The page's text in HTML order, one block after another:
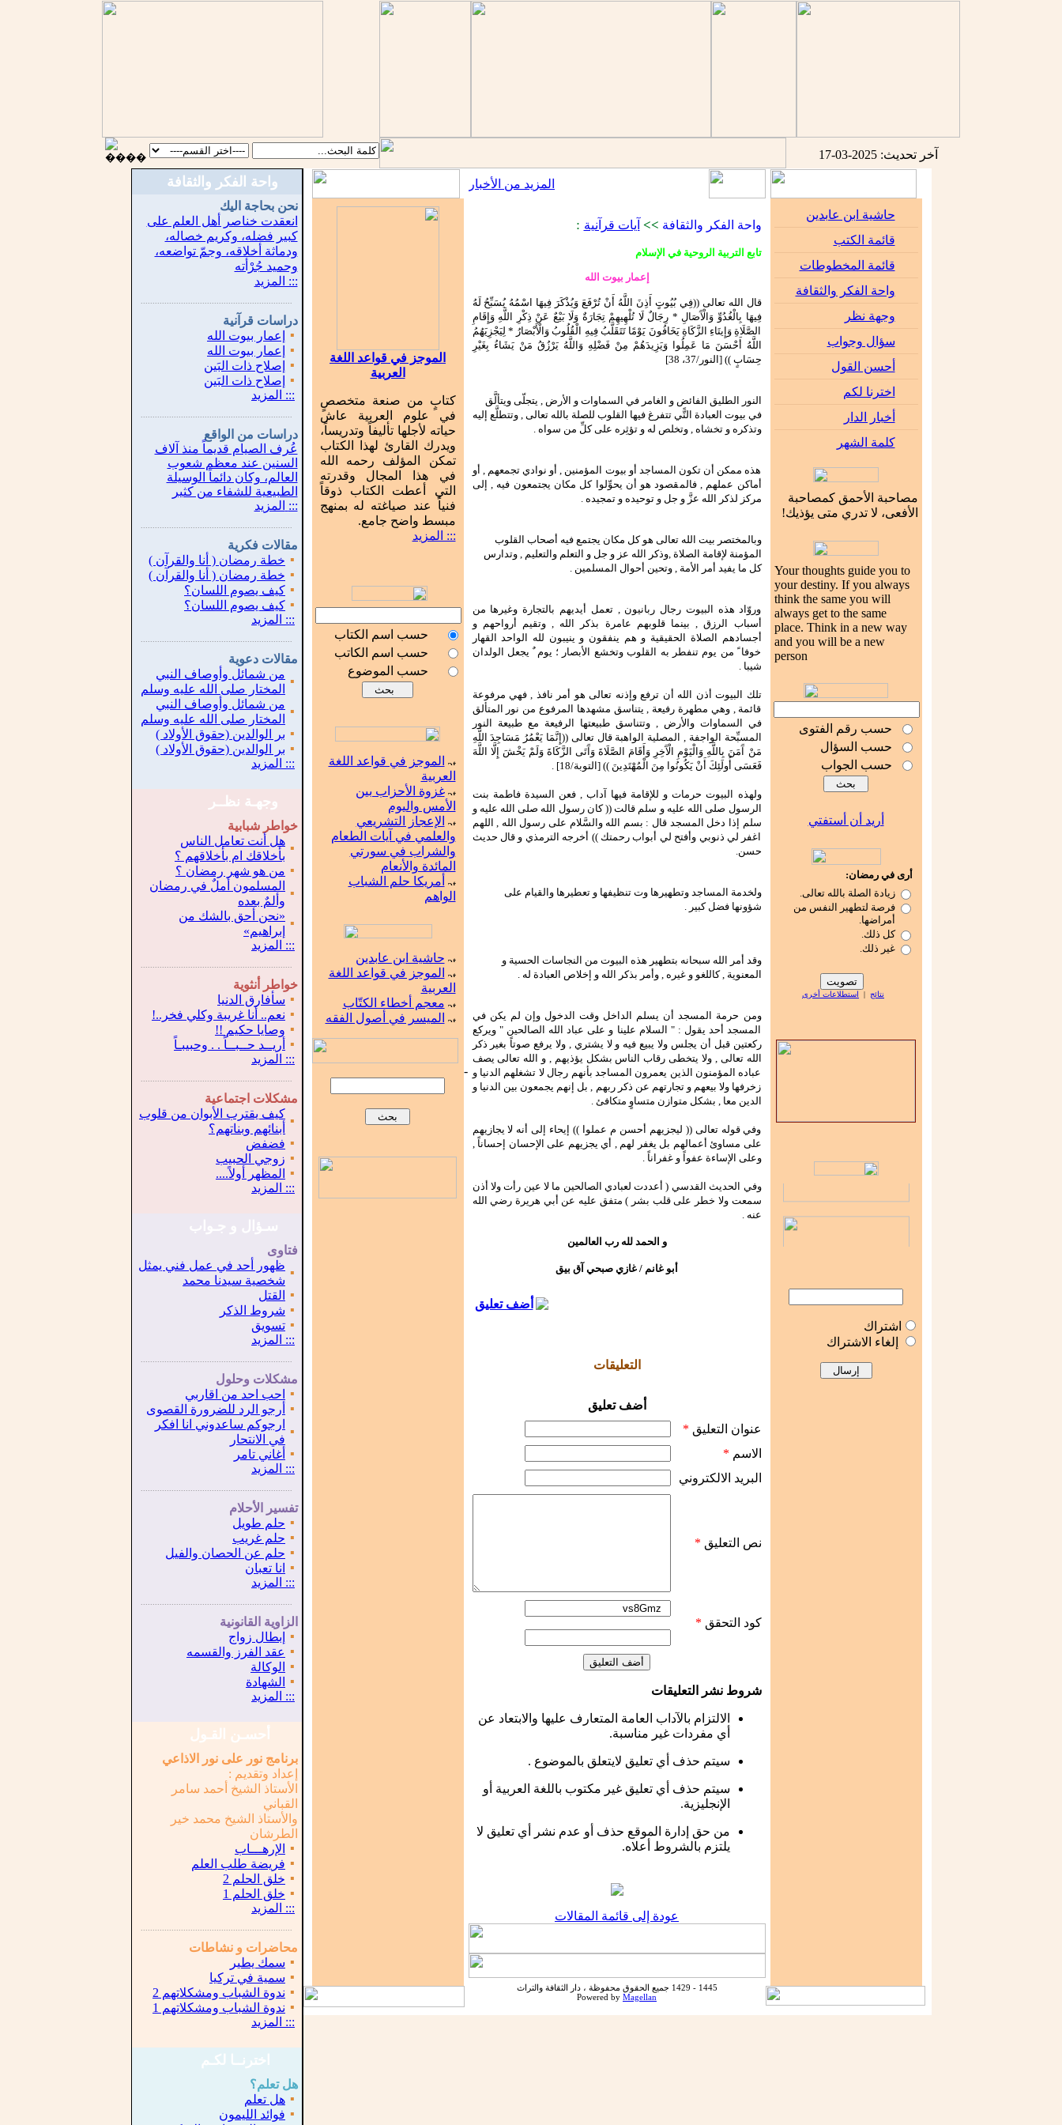
آخر تحديث: 2025-03-17
واحة الفكر والثقافة
نحن بحاجة اليك
انعقدت خناصر أهل العلم على
كبير فضله، وكريم خصاله،
ودماثة أخلاقه، وجمّ تواضعه،
وحميد جُرْأته
::: المزيد
دراسات قرآنية
▪
إعمار بيوت الله
▪
إعمار بيوت الله
▪
إصلاح ذات البَين
▪
إصلاح ذات البَين
::: المزيد
دراسات من الواقع
عُرف الصيام قديماً منذ آلاف
السنين عند معظم شعوب
العالم، وكان دائماً الوسيلة
الطبيعية للشفاء من كثير
::: المزيد
مقالات فكرية
▪ خطة رمضان ( أنا والقرآن )
▪ خطة رمضان ( أنا والقرآن )
▪ كيف يصوم اللسان؟
▪ كيف يصوم اللسان؟
::: المزيد
مقالات دعوية
▪
من شمائل وأوصاف النبي
المختار صلى الله عليه وسلم
▪
من شمائل وأوصاف النبي
المختار صلى الله عليه وسلم
▪ بر الوالدين (حقوق الأولاد )
▪ بر الوالدين (حقوق الأولاد )
::: المزيد
وجهـة نظــر
خواطر شبابية
▪
هل أنت تعامل الناس
بأخلاقك ام بأخلاقهم ؟
▪ من هو شهر رمضان ؟
▪
المسلمون أملٌ في رمضان
وألمٌ بعده
▪
«نحن أحق بالشك من
إبراهيم»
::: المزيد
خواطر أنثوية
▪ سأفارق الدنيا
▪ نعم.. أنا غريبة وكلي فخر..!
▪ وصايا حكيم !!
▪
أريــد حــبــاً . . وحبيبـاً
::: المزيد
مشكلات اجتماعية
▪
كيف يقترب الأبوان من قلوب
أبنائهم وبناتهم؟
▪ فضفض
▪ زوجي الحبيب
▪
المظهر أولاً....
::: المزيد
فتاوى
▪
ظهور أحد في عمل فني يمثل
شخصية سيدنا محمد
▪
القتل
▪ شروط الذكر
▪ تسويق
::: المزيد
مشكلات وحلول
▪
احب احد من اقاربي
▪
أرجو الرد للضرورة القصوى
▪
ارجوكم ساعدوني انا افكر
في الانتحار
▪ أغاني تامر
::: المزيد
تفسير الأحلام
▪ حلم طويل
▪ حلم غريب
▪ حلم عن الحصان والفيل
▪
انا تعبان
::: المزيد
الزاوية القانونية
▪
إبطال زواج
▪ عقد الفرز والقسمه
▪
الوكالة
▪
الشهادة
::: المزيد
أحسـن القـول
برنامج نور على نور الاذاعي
إعداد وتقديم :
الأستاذ الشيخ أحمد سامر
القباني
والأستاذ الشيخ محمد خير
الطرشان
▪
الإرهـــاب
▪ فريضة طلب العلم
▪ خلق الحلم 2
▪ خلق الحلم 1
::: المزيد
محاضرات و نشاطات
▪ سمك يطير
▪ سمية في تركيا
▪ ندوة الشباب ومشكلاتهم 2
▪ ندوة الشباب ومشكلاتهم 1
::: المزيد
اخترنــا لكـم
هل تعلم؟
▪ هل تعلم
▪ فوائد الليمون
::المزيد من الأخبار
الموجز في قواعد اللغة
العربية
كتابٍ من صنعة متخصصٍ
في علوم العربية عاش
حياته لأجلها تأليفاً وتدريساً،
ويدرك القارئ لهذا الكتاب
تمكن المؤلف رحمه الله
في هذا المجال وقدرته
التي أعطت الكتاب ذوقاً
فنياً عند صياغته له بمنهج
مبسط واضح جامع.
::: المزيد
حسب اسم الكتاب
حسب اسم الكاتب
حسب الموضوع
الموجز في قواعد اللغة
العربية
غزوة الأحزاب بين
الأمس واليوم
الإعجاز التشريعي
والعلمي في آيات الطعام
والشراب في سورتي
المائدة والأنعام
أمريكا حلم الشباب
الواهم
حاشية ابن عابدين
الموجز في قواعد اللغة
العربية
معجم أخطاء الكتّاب
الميسر في أصول الفقه
واحة الفكر والثقافة >> آيات قرآنية :
تابع التربية الروحية في الإسلام
إعمار بيوت الله
قال الله تعالى ((فِي بُيُوتٍ أَذِنَ اللَّهُ أَنْ تُرْفَعَ وَيُذْكَرَ فِيهَا اسْمُهُ يُسَبِّحُ لَهُ
فِيهَا بِالْغُدُوِّ وَالْآَصَالِ * رِجَالٌ لَا تُلْهِيهِمْ تِجَارَةٌ وَلَا بَيْعٌ عَنْ ذِكْرِ اللَّهِ وَإِقَامِ
الصَّلَاةِ وَإِيتَاءِ الزَّكَاةِ يَخَافُونَ يَوْمًا تَتَقَلَّبُ فِيهِ الْقُلُوبُ وَالْأَبْصَارُ * لِيَجْزِيَهُمُ
اللَّهُ أَحْسَنَ مَا عَمِلُوا وَيَزِيدَهُمْ مِنْ فَضْلِهِ وَاللَّهُ يَرْزُقُ مَنْ يَشَاءُ بِغَيْرِ
حِسَابٍ )) [النور/37، 38]
النور الطليق الفائض و الغامر في السماوات و الأرض , يتجلّى ويتألَّق
في بيوت العبادة التًّي تتفرغ فيها القلوب للصلة بالله تعالى , وتتطلَّع إليه
وتذكره و تخشاه , وتخلص له و تؤثِره على كلِّ من سواه .
هذه ممكن أن تكون المساجد أو بيوت المؤمنين , أو نوادي تجمعهم , أو
أماكن عملهم , فالمقصود هو أن يحوِّلوا كل مكان يجتمعون فيه , إلى
مركز لذكر الله عزَّ و جل و توحيده و تمجيده .
وبالمختصر بيت الله تعالى هو كل مكان يجتمع فيه أصحاب القلوب
المؤمنة لإقامة الصلاة ,وذكر الله عز و جل و التعلم والتعليم , وتدارس
كل ما يفيد أمر الأمة , وتحين أحوال المسلمين .
وروّاد هذه البيوت رجال ربانيون , تعمل أيديهم بالتجارة وغيرها من
أسباب الرزق , بينما قلوبهم عامرة بذكر الله , وتقيم أرواحهم و
أجسادهم الصلاة الحقيقية و هم ينفقون و ينيبون لله الواحد القهار
خوفا ً من يوم تنفطر به القلوب وتخشع الأبصار ؛ يوم ٌ يجعل الولدان
شيبا .
تلك البيوت أذن الله أن ترفع وإذنه تعالى هو أمر نافذ , فهي مرفوعة
قائمة , وهي مطهرة رفيعة , يتناسق مشهدها المرفوع من نور المتألق
في السماوات والأرض , وتتناسق طبيعتها الرفيعة مع طبيعة النور
المسبِّحة الواجفة , المصلية الواهبة قال تعالى ((إِنَّمَا يَعْمُرُ مَسَاجِدَ اللَّهِ
مَنْ آَمَنَ بِاللَّهِ وَالْيَوْمِ الْآَخِرِ وَأَقَامَ الصَّلَاةَ وَآَتَى الزَّكَاةَ وَلَمْ يَخْشَ إِلَّا اللَّهَ
فَعَسَى أُولَئِكَ أَنْ يَكُونُوا مِنَ الْمُهْتَدِينَ )) [التوبة/18] .
ولهذه البيوت حرمات و للإقامة فيها آداب , فعن السيدة فاطمة بنت
الرسول صلى الله عليه و سلم قالت (( كان رسول الله صلى الله عليه و
سلم إذا دخل المسجد قال : بسم الله والسَّلام على رسول الله , اللهم
اغفر لي ذنوبي وأفتح لي أبواب رحمتك )) أخرجه الترمذي و قال حديث
حسن.
ولخدمة المساجد وتطهيرها وت تنظيفها و تعطيرها والقيام على
شؤونها فضل كبير .
وقد أمر الله سبحانه بتطهير هذه البيوت من النجاسات الحسية و
المعنوية , كاللغو و غيره , وأمر بذكر الله و إخلاص العبادة له .
ومن حرمة المسجد أن يسلم الداخل وقت الدخول وإن لم يكن في
المسجد أحد يقول : " السلام علينا و على عباد الله الصالحين " ويركع
ركعتين قبل أن يجلس ولا يبيع فيه و لا يشتري , ولا يرفع صوتاً بغير ذكر
الله تعالى , ولا يتخطى رقاب الناس بشكل يؤذيهم , و الله تعالى يصف
عباده المؤمنون الذين يعمرون المساجد بأنهم رجال لا تشغلهم الدنيا و
زخرفها ولا بيعهم و تجارتهم عن ذكر ربهم , بل إنهم يجمعون بين الدنيا و
الدين معا , بشكل متوازن متساوٍ متكافئ .
وفي قوله تعالى (( ليجزيهم أحسن م عملوا )) إيحاء إلى أنه لا يجازيهم
على مساوئ أعمالهم بل يغفر لهم , أي يجزيهم على الإحسان إحساناً ,
وعلى الإساءة عفواً و غفراناً .
وفي الحديث القدسي ( أعددت لعبادي الصالحين ما لا عين رأت ولا أذن
سمعت ولا خطر على قلب بشر ) متفق عليه عن أبي هريرة رضي الله
عنه .
و الحمد لله رب العالمين
أبو غانم / غازي صبحي آق بيق
أضف تعليق
التعليقات
أضف تعليق
عنوان التعليق *
الاسم *
البريد الالكتروني
نص التعليق *
كود التحقق *
شروط نشر التعليقات
الالتزام بالآداب العامة المتعارف عليها والابتعاد عن
أي مفردات غير مناسبة.
سيتم حذف أي تعليق لايتعلق بالموضوع .
سيتم حذف أي تعليق غير مكتوب باللغة العربية أو
الإنجليزية.
من حق إدارة الموقع حذف أو عدم نشر أي تعليق لا
يلتزم بالشروط أعلاه.
عودة إلى قائمة المقالات
حاشية ابن عابدين
قائمة الكتب
قائمة المخطوطات
واحة الفكر والثقافة
وجهة نظر
سؤال وجواب
أحسن القول
اخترنا لكم
أخبار الدار
كلمة الشهر
مصاحبة الأحمق كمصاحبة
الأفعى، لا تدري متى يؤذيك!
Your thoughts guide you to
your destiny. If you always
think the same you will
always get to the same
place. Think in a new way
and you will be a new
person
حسب رقم الفتوى
حسب السؤال
حسب الجواب
أريد أن أستفتي
أرى في رمضان:
زيادة الصلة بالله تعالى.
فرصة لتطهير النفس من
أمراضها.
كل ذلك.
غير ذلك.
نتائج | استطلاعات أخرى
اشتراك
إلغاء الاشتراك
-
1445 - 1429 جميع الحقوق محفوظة ، دار الثقافة والتراث
Powered by Magellan